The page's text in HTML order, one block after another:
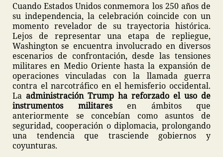
Cuando Estados Unidos conmemora los 250 años de
su independencia, la celebración coincide con un
momento revelador de su trayectoria histórica.
Lejos de representar una etapa de repliegue,
Washington se encuentra involucrado en diversos
escenarios de confrontación, desde las tensiones
militares en Medio Oriente hasta la expansión de
operaciones vinculadas con la llamada guerra
contra el narcotráfico en el hemisferio occidental.
La administración Trump ha reforzado el uso de
instrumentos militares en ámbitos que
anteriormente se concebían como asuntos de
seguridad, cooperación o diplomacia, prolongando
una tendencia que trasciende gobiernos y
coyunturas.